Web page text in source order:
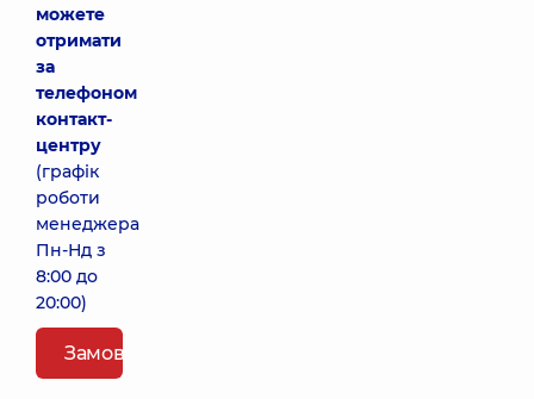
можете
отримати
за
телефоном
контакт-
центру
(графік
роботи
менеджера
Пн-Нд з
8:00 до
20:00)
Замовити пакет